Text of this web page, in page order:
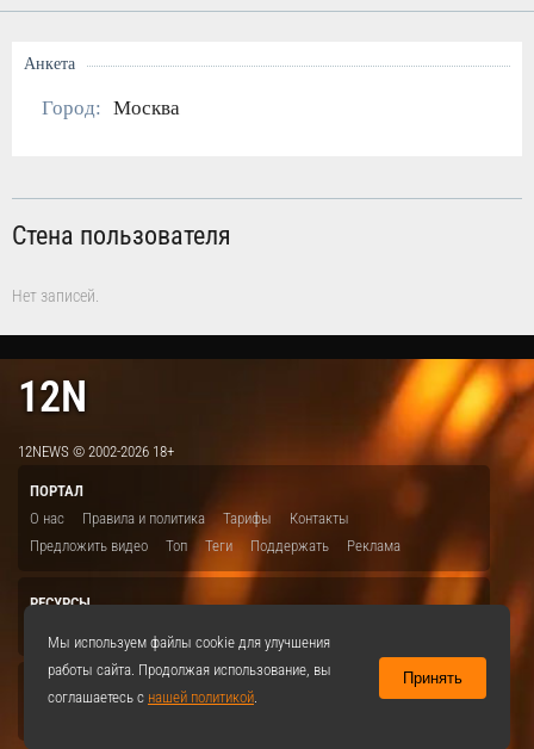
Анкета
Город: Москва
Стена пользователя
Нет записей.
12N
12NEWS © 2002-2026 18+
ПОРТАЛ
О нас
Правила и политика Тарифы
Контакты
Предложить видео
Топ Теги Поддержать Реклама
РЕСУРСЫ
Мы используем файлы cookie для улучшения
работы сайта. Продолжая использование, вы
соглашаетесь с нашей политикой.
Принять